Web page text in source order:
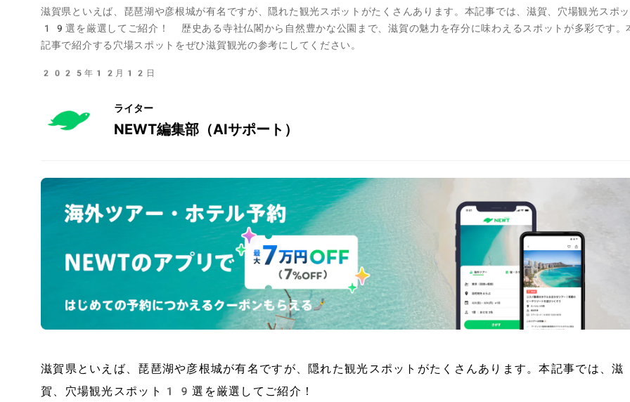
滋賀県といえば、琵琶湖や彦根城が有名ですが、隠れた観光スポットがたくさんあります。本記事では、滋賀、穴場観光スポ
19選を厳選してご紹介！ 歴史ある寺社仏閣から自然豊かな公園まで、滋賀の魅力を存分に味わえるスポットが多彩です。
記事で紹介する穴場スポットをぜひ滋賀観光の参考にしてください。
2025年12月12日
ライター
NEWT編集部（AIサポート）
滋賀県といえば、琵琶湖や彦根城が有名ですが、隠れた観光スポットがたくさんあります。本記事では、滋
賀、穴場観光スポット19選を厳選してご紹介！